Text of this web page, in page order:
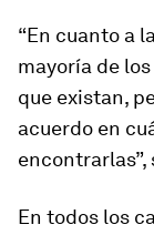
“En cuanto a
mayoría de
que existan,
acuerdo en
encontrarlas”,
En todos los